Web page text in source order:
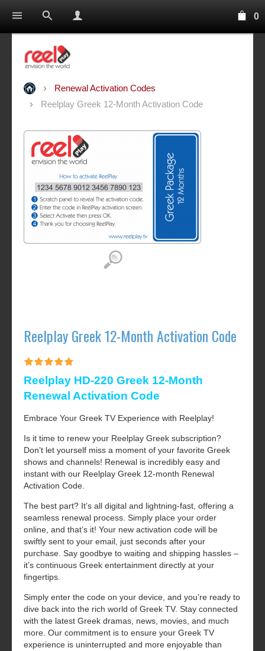
0
Renewal Activation Codes
Reelplay Greek 12-Month Activation Code
Reelplay Greek 12-Month Activation Code
Reelplay HD-220 Greek 12-Month
Renewal Activation Code
Embrace Your Greek TV Experience with Reelplay!
Is it time to renew your Reelplay Greek subscription?
Don’t let yourself miss a moment of your favorite Greek
shows and channels! Renewal is incredibly easy and
instant with our Reelplay Greek 12-month Renewal
Activation Code.
The best part? It’s all digital and lightning-fast, offering a
seamless renewal process. Simply place your order
online, and that’s it! Your new activation code will be
swiftly sent to your email, just seconds after your
purchase. Say goodbye to waiting and shipping hassles –
it’s continuous Greek entertainment directly at your
fingertips.
Simply enter the code on your device, and you’re ready to
dive back into the rich world of Greek TV. Stay connected
with the latest Greek dramas, news, movies, and much
more. Our commitment is to ensure your Greek TV
experience is uninterrupted and more enjoyable than